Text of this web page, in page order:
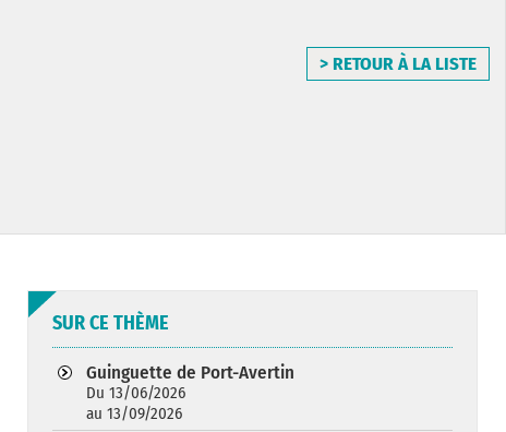
> RETOUR À LA LISTE
SUR CE THÈME
Guinguette de Port-Avertin
Du 13/06/2026
au 13/09/2026